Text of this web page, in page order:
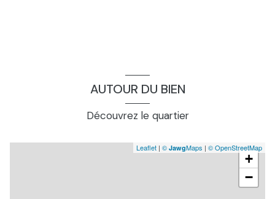
AUTOUR DU BIEN
Découvrez le quartier
+
−
Leaflet | © JawgMaps | © OpenStreetMap